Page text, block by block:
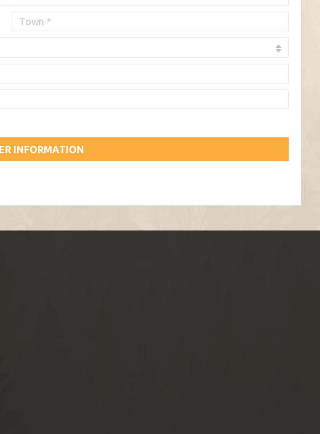
INFORMATION